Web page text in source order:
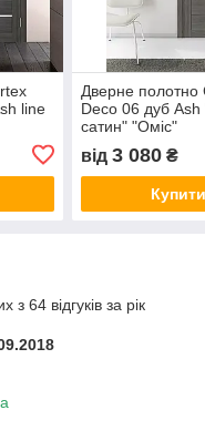
line
Дверне полотно
Deco 06 дуб
сатин" "Оміс"
від 3 080₴
Купити
з 64 відгуків за рік